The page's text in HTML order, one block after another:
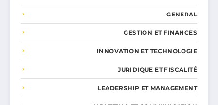
GENERAL
GESTION ET FINANCES
INNOVATION ET TECHNOLOGIE
JURIDIQUE ET FISCALITÉ
LEADERSHIP ET MANAGEMENT